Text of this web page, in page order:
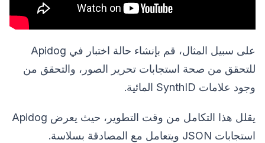
على سبيل المثال، قم بإنشاء حالة اختبار في Apidog
للتحقق من صحة استجابات تحرير الصور، والتحقق من
وجود علامات SynthID المائية.
يقلل هذا التكامل من وقت التطوير، حيث يعرض Apidog
استجابات JSON ويتعامل مع المصادقة بسلاسة.